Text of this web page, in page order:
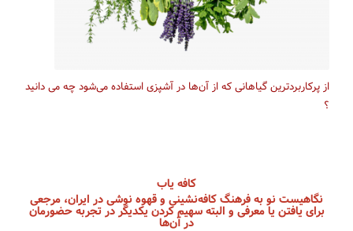
از پرکاربرد‌ترین گیاهانی که از آن‌ها در آشپزی استفاده می‌شود چه می دانید
؟
کافه یاب
نگاهیست نو به فرهنگ کافه‌نشینی و قهوه نوشی در ایران، مرجعی
برای یافتن یا معرفی و البته سهیم کردن یکدیگر در تجربه حضورمان
در آن‌ها